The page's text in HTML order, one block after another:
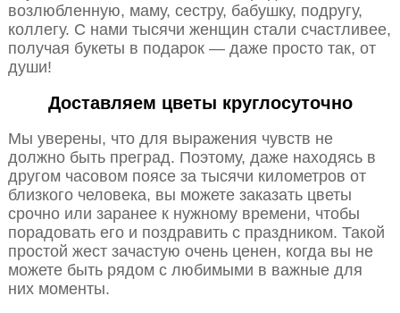
возлюбленную, маму, сестру, бабушку, подругу,
коллегу. С нами тысячи женщин стали счастливее,
получая букеты в подарок — даже просто так, от
души!
Доставляем цветы круглосуточно
Мы уверены, что для выражения чувств не
должно быть преград. Поэтому, даже находясь в
другом часовом поясе за тысячи километров от
близкого человека, вы можете заказать цветы
срочно или заранее к нужному времени, чтобы
порадовать его и поздравить с праздником. Такой
простой жест зачастую очень ценен, когда вы не
можете быть рядом с любимыми в важные для
них моменты.